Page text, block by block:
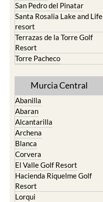
San Pedro del Pinatar
Santa Rosalia Lake and Life
resort
Terrazas de la Torre Golf
Resort
Torre Pacheco
Murcia Central
Abanilla
Abaran
Alcantarilla
Archena
Blanca
Corvera
El Valle Golf Resort
Hacienda Riquelme Golf
Resort
Lorqui